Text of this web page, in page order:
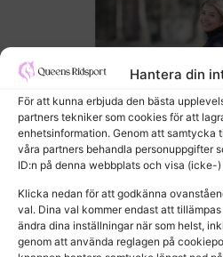
Hantera din
För att kunna erbjuda den bästa
partners tekniker som cookies för att
enhetsinformation. Genom att samtycka
våra partners behandla personuppgifter
ID:n på denna webbplats och visa (icke-)
Klicka nedan för att godkänna
val. Dina val kommer endast att
ändra dina inställningar när som helst,
genom att använda reglagen på